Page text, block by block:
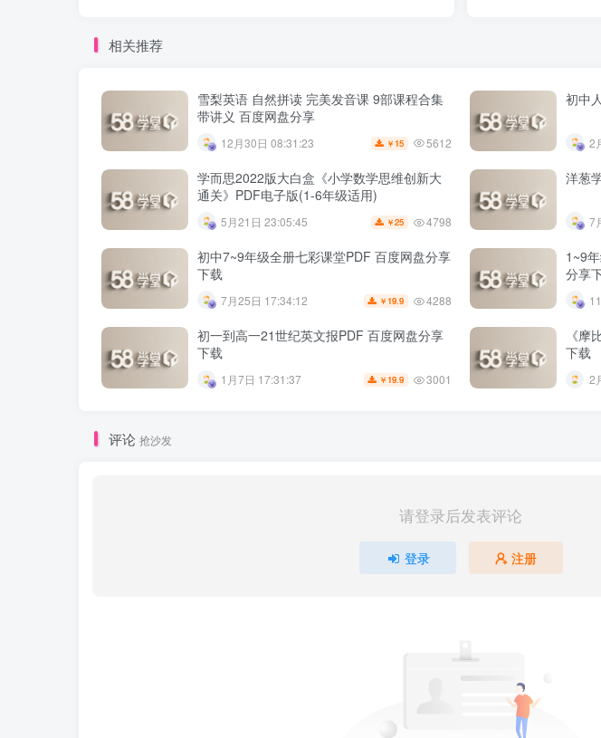
相关推荐
雪梨英语 自然拼读 完美发音课 9部课程合集
带讲义 百度网盘分享
12月30日 08:31:23 ￥ 15 5612
初中
2
学而思2022版大白盒《小学数学思维创新大
通关》PDF电子版(1-6年级适用)
5月21日 23:05:45 ￥25 4798
洋葱
7
初中7~9年级全册七彩课堂PDF 百度网盘分享
下载
7月25日 17:34:12 ￥ 19.9 4288
1~9
分享
初一到高一21世纪英文报PDF 百度网盘分享
下载
1月7日 17:31:37 ￥ 19.9 3001
《摩
下载
2
评论 抢沙发
请登录后发表评论
登录 注册